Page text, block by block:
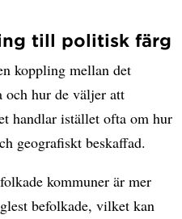
till politisk färg
koppling mellan det
och hur de väljer att
handlar istället ofta om hur
geografiskt beskaffad.
kommuner är mer
befolkade, vilket kan